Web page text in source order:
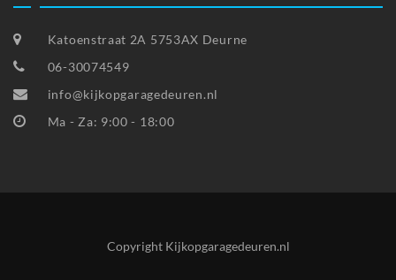
Katoenstraat 2A 5753AX Deurne
06-30074549
info@kijkopgaragedeuren.nl
Ma - Za: 9:00 - 18:00
Copyright Kijkopgaragedeuren.nl